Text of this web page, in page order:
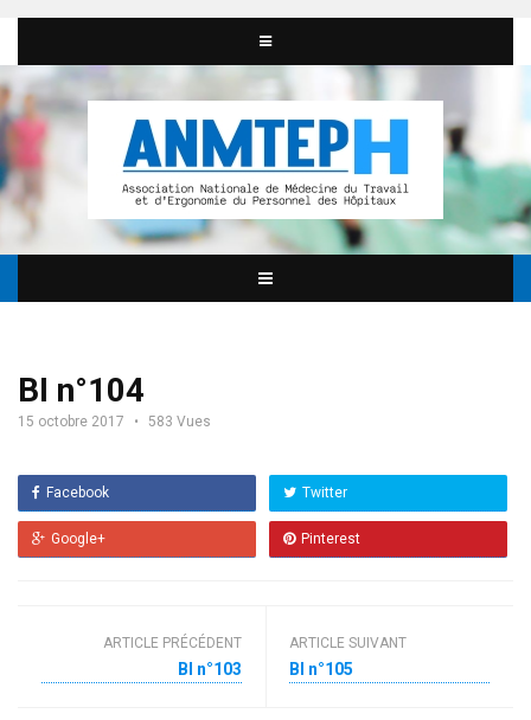
BI n°104
15 octobre 2017 583 Vues
Facebook Twitter
Google+ Pinterest
ARTICLE PRÉCÉDENT
BI n°103
ARTICLE SUIVANT
BI n°105